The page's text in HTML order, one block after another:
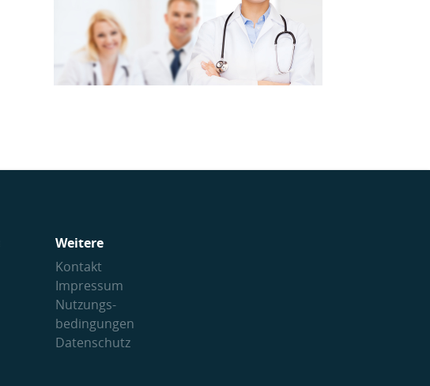
Weitere
Kontakt
Impressum
Nutzungs­
bedingungen
Datenschutz